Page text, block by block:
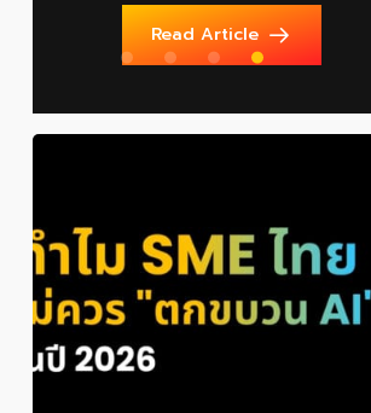
Read Article
Read Article